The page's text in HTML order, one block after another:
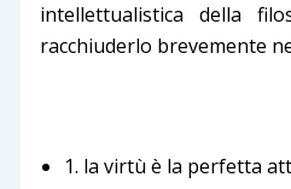
intellettualistica della
racchiuderlo brevemente
1. la virtù è la perfetta